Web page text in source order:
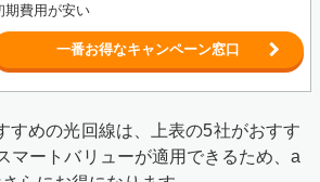
期費用が安い
一番お得なキャンペーン窓口
すめの光回線は、上表の5社がおすす
マートバリューが適用できるため、a